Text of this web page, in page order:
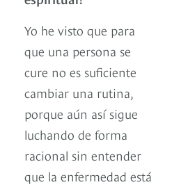
Yo he visto que para
que una persona se
cure no es suficiente
cambiar una rutina,
porque aún así sigue
luchando de forma
racional sin entender
que la enfermedad está